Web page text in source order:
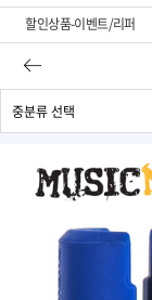
할인상품-이벤트/리퍼